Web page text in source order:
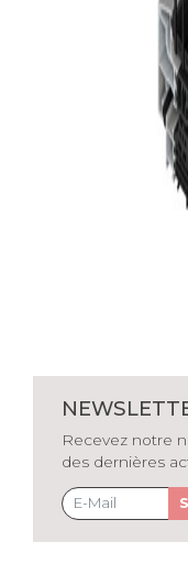
Recevez notre
des dernières